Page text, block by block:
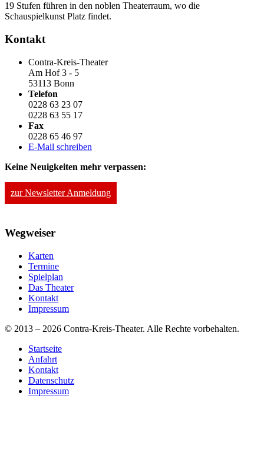
19 Stufen führen in den noblen Theaterraum, wo die
Schauspielkunst Platz findet.
Kontakt
Contra-Kreis-Theater
Am Hof 3 - 5
53113 Bonn
Telefon
0228 63 23 07
0228 63 55 17
Fax
0228 65 46 97
E-Mail schreiben
Keine Neuigkeiten mehr verpassen:
zur Newsletter Anmeldung
Wegweiser
Karten
Termine
Spielplan
Das Theater
Kontakt
Impressum
© 2013 – 2026 Contra-Kreis-Theater. Alle Rechte vorbehalten.
Startseite
Anfahrt
Kontakt
Datenschutz
Impressum